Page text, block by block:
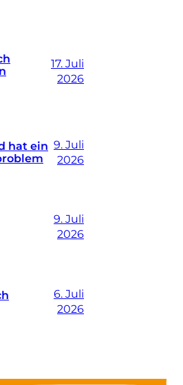
17. Juli
2026
hat ein 9. Juli
2026
9. Juli
2026
6. Juli
2026